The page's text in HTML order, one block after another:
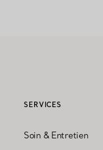
SERVICES
Soin & Entretien